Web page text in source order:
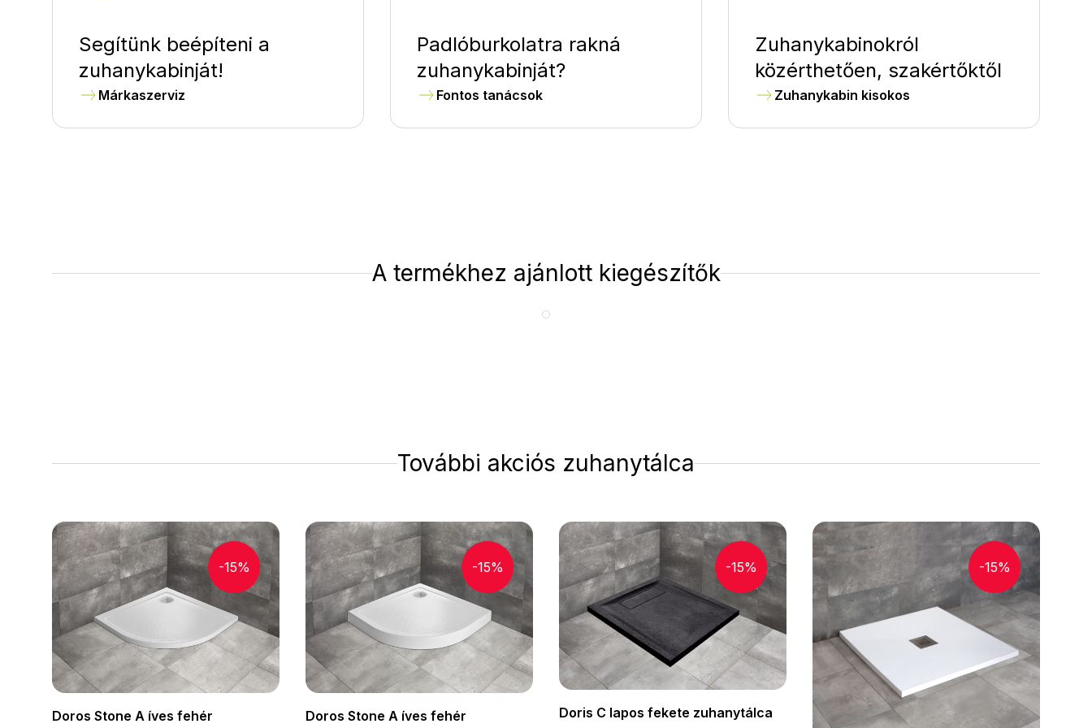
Segítünk beépíteni a
zuhanykabinját!
Márkaszerviz
Padlóburkolatra rakná
zuhanykabinját?
Fontos tanácsok
Zuhanykabinokról
közérthetően, szakértőktől
Zuhanykabin kisokos
A termékhez ajánlott kiegészítők
További akciós zuhanytálca
-15%
Doros Stone A íves fehér
-15%
Doros Stone A íves fehér
-15%
Doris C lapos fekete zuhanytálca
-15%